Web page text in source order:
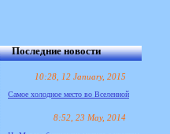
Последние новости
10:28, 12 January, 2015
Самое холодное место во Вселенной
8:52, 23 May, 2014